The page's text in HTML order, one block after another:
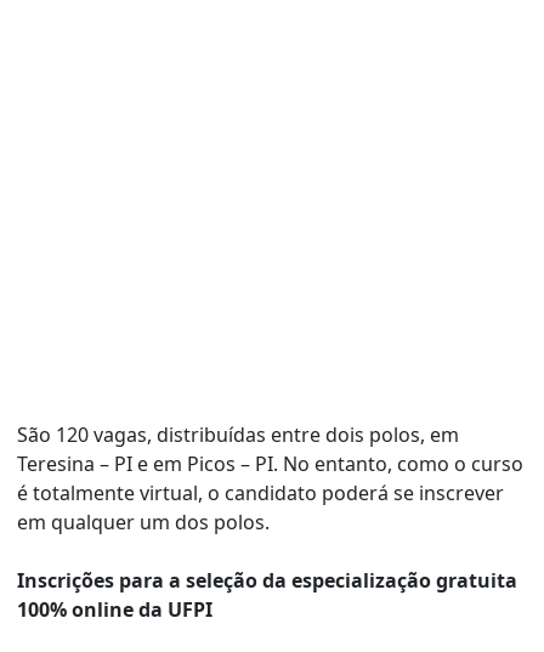
São 120 vagas, distribuídas entre dois polos, em
Teresina – PI e em Picos – PI. No entanto, como o curso
é totalmente virtual, o candidato poderá se inscrever
em qualquer um dos polos.
Inscrições para a seleção da especialização gratuita
100% online da UFPI